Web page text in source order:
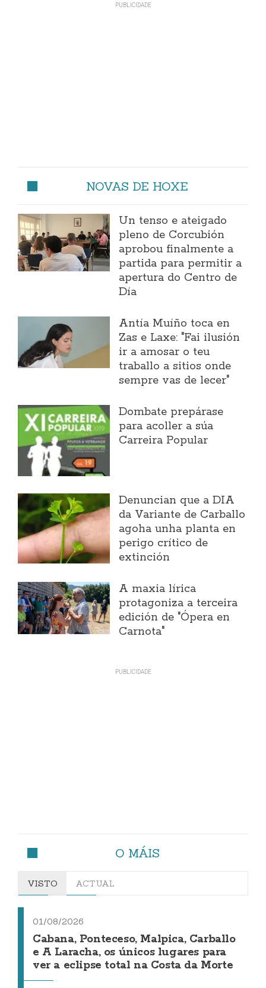
NOVAS DE HOXE
Un tenso e ateigado
pleno de Corcubión
aprobou finalmente a
partida para permitir a
apertura do Centro de
Día
Antía Muíño toca en
Zas e Laxe: "Fai ilusión
ir a amosar o teu
traballo a sitios onde
sempre vas de lecer"
Dombate prepárase
para acoller a súa
Carreira Popular
Denuncian que a DIA
da Variante de Carballo
agoha unha planta en
perigo crítico de
extinción
A maxia lírica
protagoniza a terceira
edición de "Ópera en
Carnota"
O MÁIS
VISTO ACTUAL
01/08/2026
Cabana, Ponteceso, Malpica, Carballo
e A Laracha, os únicos lugares para
ver a eclipse total na Costa da Morte